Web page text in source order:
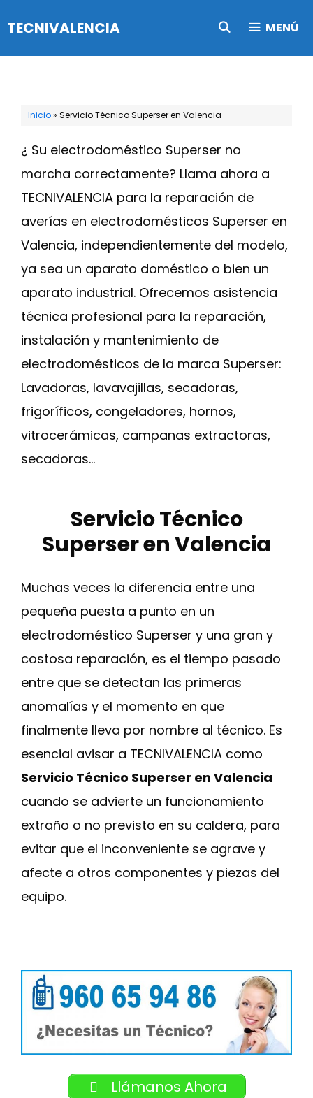
al
contenido
TECNIVALENCIA MENÚ
Inicio» Servicio Técnico Superser en Valencia
¿ Su electrodoméstico Superser no
marcha correctamente? Llama ahora a
TECNIVALENCIA para la reparación de
averías en electrodomésticos Superser en
Valencia, independientemente del modelo,
ya sea un aparato doméstico o bien un
aparato industrial. Ofrecemos asistencia
técnica profesional para la reparación,
instalación y mantenimiento de
electrodomésticos de la marca Superser:
Lavadoras, lavavajillas, secadoras,
frigoríficos, congeladores, hornos,
vitrocerámicas, campanas extractoras,
secadoras…
Servicio Técnico
Superser en Valencia
Muchas veces la diferencia entre una
pequeña puesta a punto en un
electrodoméstico Superser y una gran y
costosa reparación, es el tiempo pasado
entre que se detectan las primeras
anomalías y el momento en que
finalmente lleva por nombre al técnico. Es
esencial avisar a TECNIVALENCIA como
Servicio Técnico Superser en Valencia
cuando se advierte un funcionamiento
extraño o no previsto en su caldera, para
evitar que el inconveniente se agrave y
afecte a otros componentes y piezas del
equipo.
Llámanos Ahora